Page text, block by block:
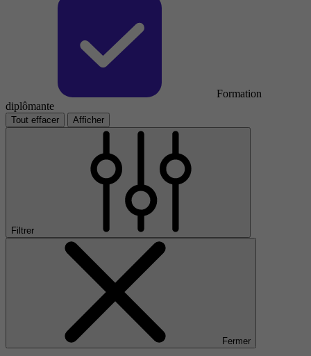
Formation
diplômante
Tout effacer Afficher
Filtrer
Fermer